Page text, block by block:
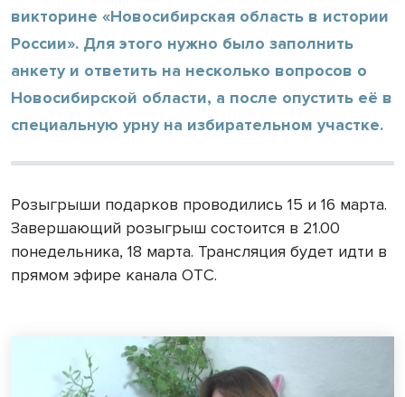
викторине «Новосибирская область в истории
России». Для этого нужно было заполнить
анкету и ответить на несколько вопросов о
Новосибирской области, а после опустить её в
специальную урну на избирательном участке.
Розыгрыши подарков проводились 15 и 16 марта.
Завершающий розыгрыш состоится в 21.00
понедельника, 18 марта. Трансляция будет идти в
прямом эфире канала ОТС.